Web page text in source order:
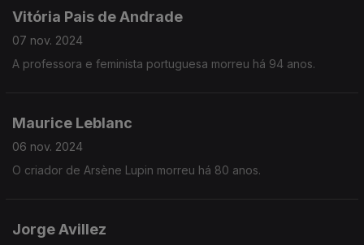
Vitória Pais de Andrade
07 nov. 2024
A professora e feminista portuguesa morreu há 94 anos.
Maurice Leblanc
06 nov. 2024
O criador de Arsène Lupin morreu há 80 anos.
Jorge Avillez